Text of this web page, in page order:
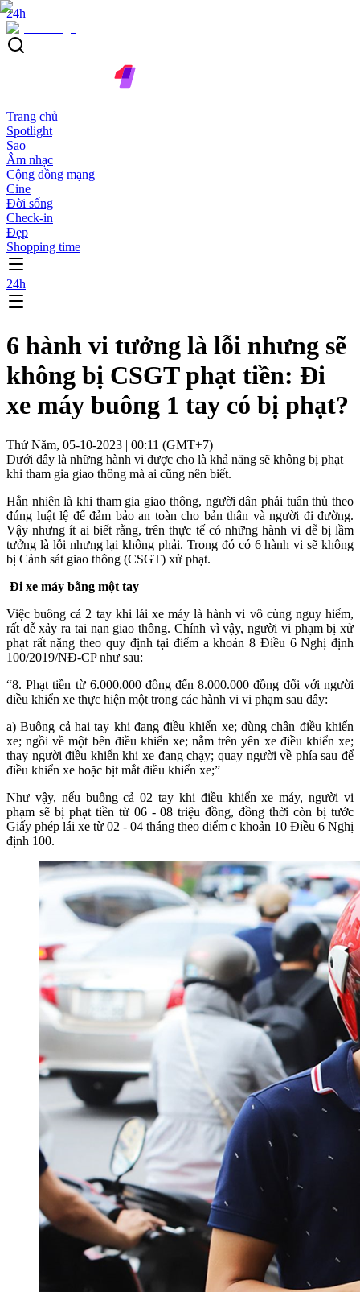
24h
Trang chủ
Spotlight
Sao
Âm nhạc
Cộng đồng mạng
Cine
Đời sống
Check-in
Đẹp
Shopping time
24h
6 hành vi tưởng là lỗi nhưng sẽ
không bị CSGT phạt tiền: Đi
xe máy buông 1 tay có bị phạt?
Thứ Năm, 05-10-2023 | 00:11 (GMT+7)
Dưới đây là những hành vi được cho là khả năng sẽ không bị phạt
khi tham gia giao thông mà ai cũng nên biết.
Hẳn nhiên là khi tham gia giao thông, người dân phải tuân thủ theo
đúng luật lệ để đảm bảo an toàn cho bản thân và người đi đường.
Vậy nhưng ít ai biết rằng, trên thực tế có những hành vi dễ bị lầm
tưởng là lỗi nhưng lại không phải. Trong đó có 6 hành vi sẽ không
bị Cảnh sát giao thông (CSGT) xử phạt.
Đi xe máy bằng một tay
Việc buông cả 2 tay khi lái xe máy là hành vi vô cùng nguy hiểm,
rất dễ xảy ra tai nạn giao thông. Chính vì vậy, người vi phạm bị xử
phạt rất nặng theo quy định tại điểm a khoản 8 Điều 6 Nghị định
100/2019/NĐ-CP như sau:
“8. Phạt tiền từ 6.000.000 đồng đến 8.000.000 đồng đối với người
điều khiển xe thực hiện một trong các hành vi vi phạm sau đây:
a) Buông cả hai tay khi đang điều khiển xe; dùng chân điều khiển
xe; ngồi về một bên điều khiển xe; nằm trên yên xe điều khiển xe;
thay người điều khiển khi xe đang chạy; quay người về phía sau để
điều khiển xe hoặc bịt mắt điều khiển xe;”
Như vậy, nếu buông cả 02 tay khi điều khiển xe máy, người vi
phạm sẽ bị phạt tiền từ 06 - 08 triệu đồng, đồng thời còn bị tước
Giấy phép lái xe từ 02 - 04 tháng theo điểm c khoản 10 Điều 6 Nghị
định 100.